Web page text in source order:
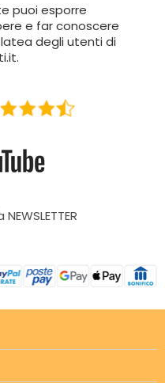
puoi esporre
e far conoscere
degli utenti di